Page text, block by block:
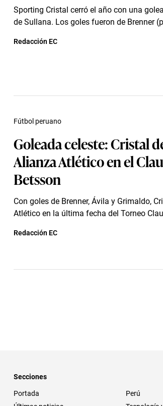
Sporting Cristal cerró el año con una
de Sullana. Los goles fueron de Brenner
Redacción EC
Goleada celeste: Cristal
Alianza Atlético en el
Betsson
Con goles de Brenner, Ávila y Grimaldo,
Atlético en la última fecha del Torneo
Fútbol peruano
Redacción EC
Secciones
Portada
Perú